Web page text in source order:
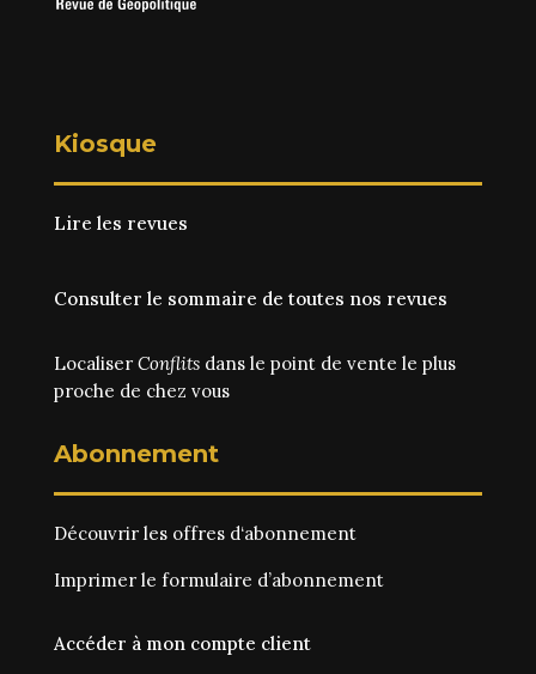
Kiosque
Lire les revues
Consulter le sommaire de toutes nos revues
Localiser Conflitsdans le point de vente le plus
proche de chez vous
Abonnement
Découvrir les offres d‘abonnement
Imprimer le formulaire d’abonnement
Accéder à mon compte client